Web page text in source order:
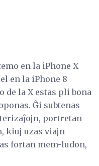
en la iPhone X
en la iPhone 8
de la X estas pli bona
Ĝi subtenas
portretan
kiuj uzas viajn
fortan mem-ludon,